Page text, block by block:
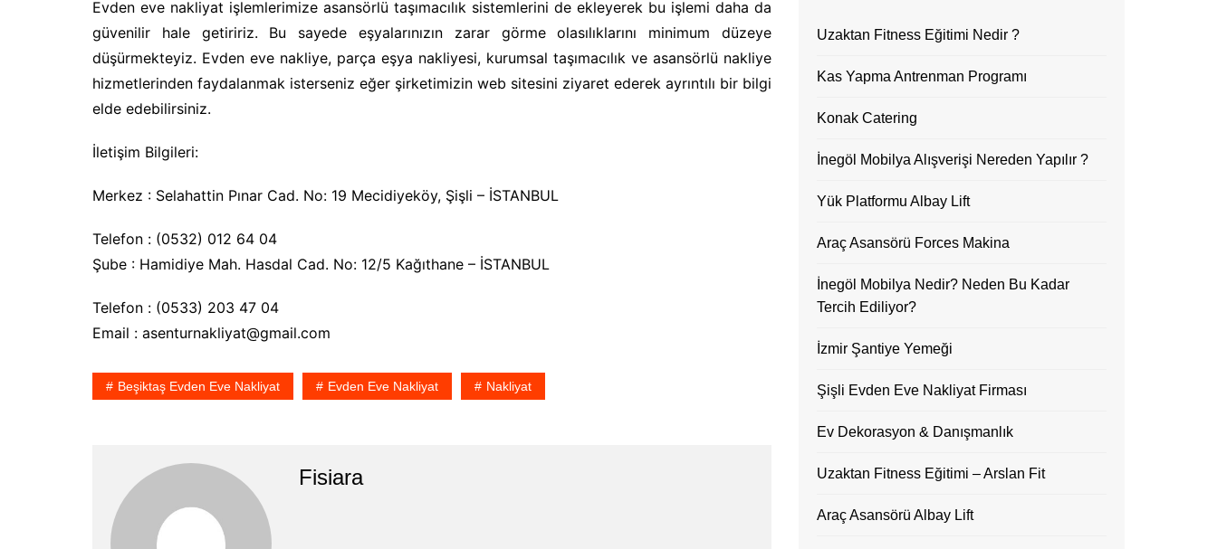
Evden eve nakliyat işlemlerimize asansörlü taşımacılık sistemlerini de ekleyerek bu işlemi daha da
güvenilir hale getiririz. Bu sayede eşyalarınızın zarar görme olasılıklarını minimum düzeye
düşürmekteyiz. Evden eve nakliye, parça eşya nakliyesi, kurumsal taşımacılık ve asansörlü nakliye
hizmetlerinden faydalanmak isterseniz eğer şirketimizin web sitesini ziyaret ederek ayrıntılı bir bilgi
elde edebilirsiniz.
İletişim Bilgileri:
Merkez : Selahattin Pınar Cad. No: 19 Mecidiyeköy, Şişli – İSTANBUL
Telefon : (0532) 012 64 04
Şube : Hamidiye Mah. Hasdal Cad. No: 12/5 Kağıthane – İSTANBUL
Telefon : (0533) 203 47 04
Email : asenturnakliyat@gmail.com
Beşiktaş Evden Eve Nakliyat Evden Eve Nakliyat Nakliyat
Fisiara
Uzaktan Fitness Eğitimi Nedir ?
Kas Yapma Antrenman Programı
Konak Catering
İnegöl Mobilya Alışverişi Nereden Yapılır ?
Yük Platformu Albay Lift
Araç Asansörü Forces Makina
İnegöl Mobilya Nedir? Neden Bu Kadar
Tercih Ediliyor?
İzmir Şantiye Yemeği
Şişli Evden Eve Nakliyat Firması
Ev Dekorasyon & Danışmanlık
Uzaktan Fitness Eğitimi – Arslan Fit
Araç Asansörü Albay Lift